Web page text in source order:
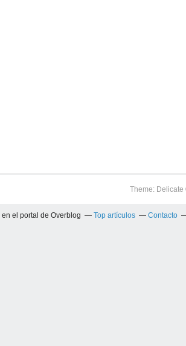
Theme:
en el portal de Overblog Top artículos Contacto